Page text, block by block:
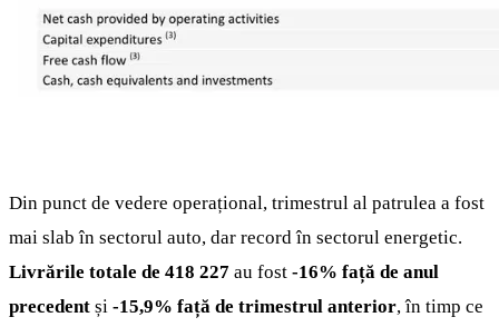
Din punct de vedere operațional, trimestrul al patrulea a fost
mai slab în sectorul auto, dar record în sectorul energetic.
Livrările totale de 418 227 au fost -16% față de anul
precedent și -15,9% față de trimestrul anterior, în timp ce